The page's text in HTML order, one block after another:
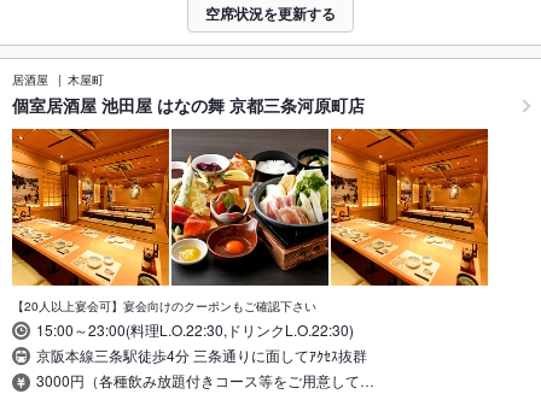
空席状況を更新する
居酒屋 木屋町
個室居酒屋 池田屋 はなの舞 京都三条河原町店
【20人以上宴会可】宴会向けのクーポンもご確認下さい
15:00～23:00(料理L.O.22:30,ドリンクL.O.22:30)
京阪本線三条駅徒歩4分 三条通りに面してｱｸｾｽ抜群
3000円（各種飲み放題付きコース等をご用意して…